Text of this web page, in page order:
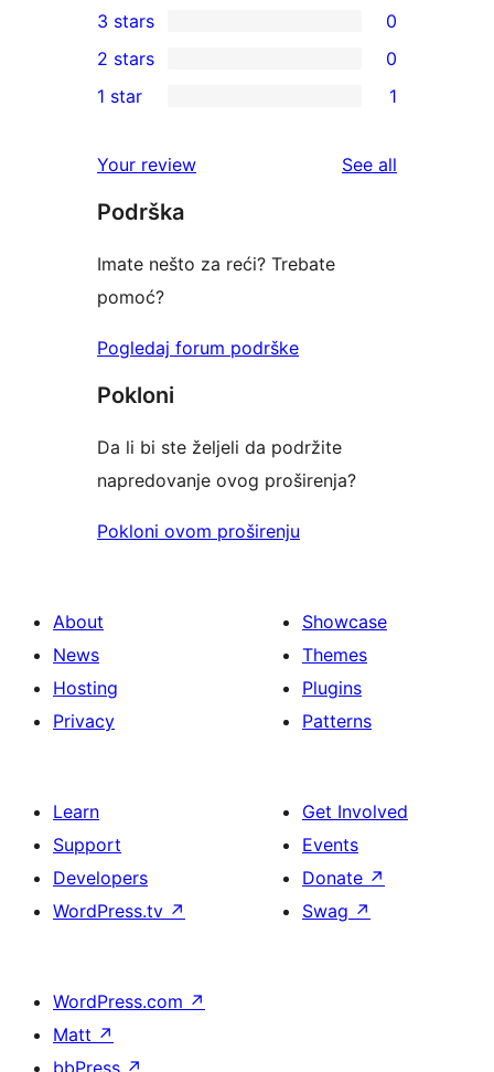
star
reviews
4-
star
reviews
0
3-
star
3 stars 0
2-
reviews
2 stars 0
star
review
1 star 1
Your review See all
Podrška
Imate nešto za reći? Trebate
pomoć?
Pogledaj forum podrške
Pokloni
Da li bi ste željeli da podržite
napredovanje ovog proširenja?
Pokloni ovom proširenju
About
News
Hosting
Privacy
Showcase
Themes
Plugins
Patterns
Learn
Support
Developers
WordPress.tv ↗
Get Involved
Events
Donate ↗
Swag ↗
WordPress.com ↗
Matt ↗
bbPress ↗